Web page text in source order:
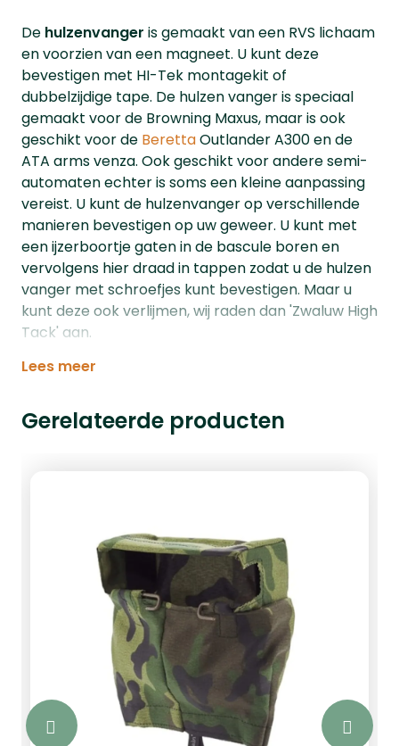
De hulzenvanger is gemaakt van een RVS lichaam
en voorzien van een magneet. U kunt deze
bevestigen met HI-Tek montagekit of
dubbelzijdige tape. De hulzen vanger is speciaal
gemaakt voor de Browning Maxus, maar is ook
geschikt voor de BerettaOutlander A300 en de
ATA arms venza. Ook geschikt voor andere semi-
automaten echter is soms een kleine aanpassing
vereist. U kunt de hulzenvanger op verschillende
manieren bevestigen op uw geweer. U kunt met
een ijzerboortje gaten in de bascule boren en
vervolgens hier draad in tappen zodat u de hulzen
vanger met schroefjes kunt bevestigen. Maar u
kunt deze ook verlijmen, wij raden dan 'Zwaluw High
Tack' aan.
Lees meer
Gerelateerde producten